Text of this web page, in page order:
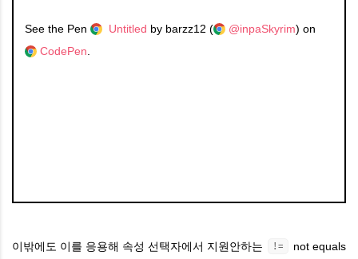
See the Pen Untitled by barzz12 ( @inpaSkyrim) on
CodePen
이밖에도 이를 응용해 속성 선택자에서 지원안하는 !=
not equals